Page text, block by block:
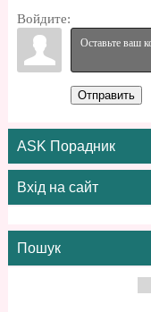
Войдите:
Отправить
ASK Порадник
Вхід на сайт
Пошук